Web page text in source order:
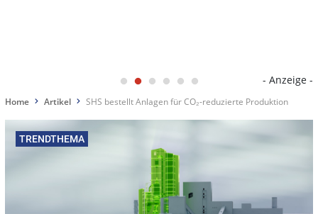
- Anzeige -
Home Artikel SHS bestellt Anlagen für CO₂-reduzierte Produktion
TRENDTHEMA